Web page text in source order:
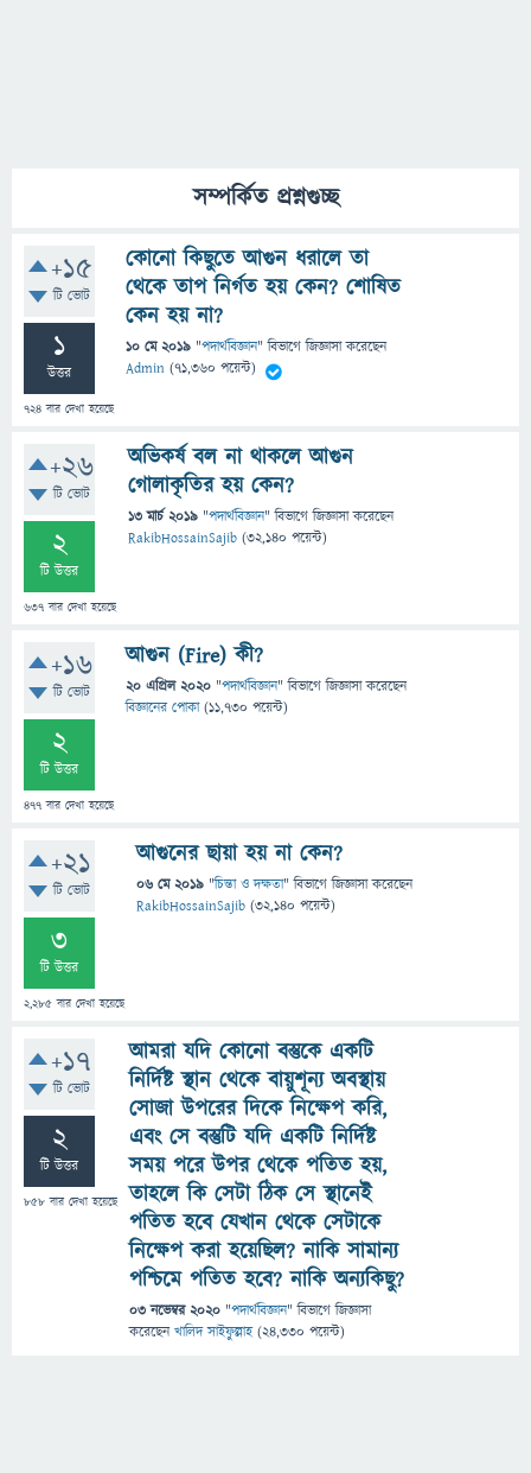
সম্পর্কিত প্রশ্নগুচ্ছ
+15
টি ভোট
1
উত্তর
724 বার দেখা হয়েছে
কোনো কিছুতে আগুন ধরালে তা
থেকে তাপ নির্গত হয় কেন? শোষিত
কেন হয় না?
10 মে 2019 "পদার্থবিজ্ঞান" বিভাগে জিজ্ঞাসাকরেছেন
Admin (71,360 পয়েন্ট)
+26
টি ভোট
2
টি উত্তর
637 বার দেখা হয়েছে
অভিকর্ষ বল না থাকলে আগুন
গোলাকৃতির হয় কেন?
13 মার্চ 2019 "পদার্থবিজ্ঞান" বিভাগে জিজ্ঞাসাকরেছেন
RakibHossainSajib (32,140 পয়েন্ট)
+16
টি ভোট
2
টি উত্তর
477 বার দেখা হয়েছে
আগুন (Fire) কী?
20 এপ্রিল 2020 "পদার্থবিজ্ঞান" বিভাগে জিজ্ঞাসাকরেছেন
বিজ্ঞানের পোকা (11,730 পয়েন্ট)
+21
টি ভোট
3
টি উত্তর
2,285 বার দেখা হয়েছে
আগুনের ছায়া হয় না কেন?
06 মে 2019 "চিন্তা ও দক্ষতা" বিভাগে জিজ্ঞাসাকরেছেন
RakibHossainSajib (32,140 পয়েন্ট)
+17
টি ভোট
2
টি উত্তর
858 বার দেখা হয়েছে
আমরা যদি কোনো বস্তুকে একটি
নির্দিষ্ট স্থান থেকে বায়ুশূন্য অবস্থায়
সোজা উপরের দিকে নিক্ষেপ করি,
এবং সে বস্তুটি যদি একটি নির্দিষ্ট
সময় পরে উপর থেকে পতিত হয়,
তাহলে কি সেটা ঠিক সে স্থানেই
পতিত হবে যেখান থেকে সেটাকে
নিক্ষেপ করা হয়েছিল? নাকি সামান্য
পশ্চিমে পতিত হবে? নাকি অন্যকিছু?
03 নভেম্বর 2020 "পদার্থবিজ্ঞান" বিভাগে জিজ্ঞাসা
করেছেনখালিদ সাইফুল্লাহ (24,330 পয়েন্ট)